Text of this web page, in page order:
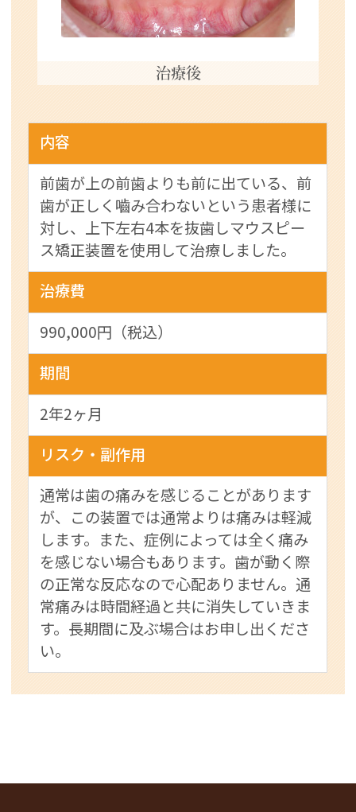
治療後
内容
前歯が上の前歯よりも前に出ている、前
歯が正しく嚙み合わないという患者様に
対し、上下左右4本を抜歯しマウスピー
ス矯正装置を使用して治療しました。
治療費
990,000円（税込）
期間
2年2ヶ月
リスク・副作用
通常は歯の痛みを感じることがあります
が、この装置では通常よりは痛みは軽減
します。また、症例によっては全く痛み
を感じない場合もあります。歯が動く際
の正常な反応なので心配ありません。通
常痛みは時間経過と共に消失していきま
す。長期間に及ぶ場合はお申し出くださ
い。